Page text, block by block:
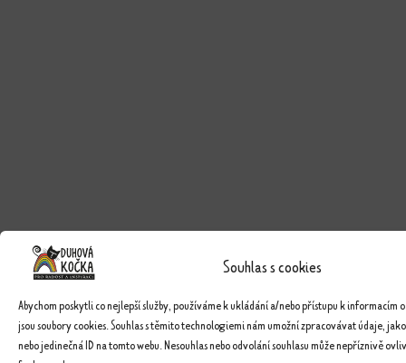
Souhlas s cookies
Abychom poskytli co nejlepší služby, používáme k ukládání a/nebo přístupu k informacím
jsou soubory cookies. Souhlas s těmito technologiemi nám umožní zpracovávat údaje,
nebo jedinečná ID na tomto webu. Nesouhlas nebo odvolání souhlasu může nepříznivě